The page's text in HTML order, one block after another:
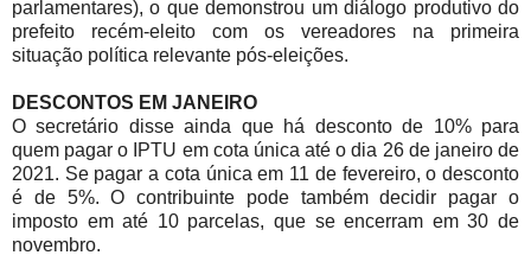
parlamentares), o que demonstrou um diálogo produtivo do
prefeito recém-eleito com os vereadores na primeira
situação política relevante pós-eleições.
DESCONTOS EM JANEIRO
O secretário disse ainda que há desconto de 10% para
quem pagar o IPTU em cota única até o dia 26 de janeiro de
2021. Se pagar a cota única em 11 de fevereiro, o desconto
é de 5%. O contribuinte pode também decidir pagar o
imposto em até 10 parcelas, que se encerram em 30 de
novembro.